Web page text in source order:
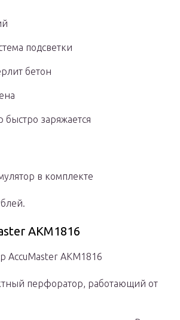
подсветки
бетон
быстро заряжается
в комплекте
АКМ1816
AccuMaster АКМ1816
перфоратор, работающий от